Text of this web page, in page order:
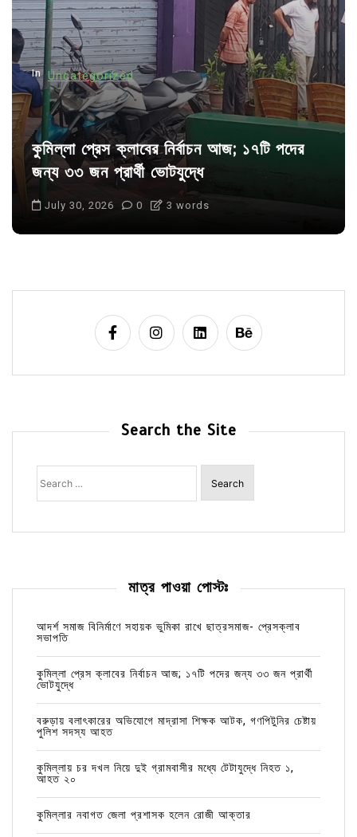
i
o
n
In Uncategorized
কুমিল্লা প্রেস ক্লাবের নির্বাচন আজ; ১৭টি পদের
জন্য ৩৩ জন প্রার্থী ভোটযুদ্ধে
July 30, 2026 0 3 words
Search the Site
Search
for:
মাত্র পাওয়া পোস্টঃ
আদর্শ সমাজ বিনির্মাণে সহায়ক ভুমিকা রাখে ছাত্রসমাজ- প্রেসক্লাব
সভাপতি
কুমিল্লা প্রেস ক্লাবের নির্বাচন আজ; ১৭টি পদের জন্য ৩৩ জন প্রার্থী
ভোটযুদ্ধে
বরুড়ায় বলাৎকারের অভিযোগে মাদ্রাসা শিক্ষক আটক, গণপিটুনির চেষ্টায়
পুলিশ সদস্য আহত
কুমিল্লায় চর দখল নিয়ে দুই গ্রামবাসীর মধ্যে টেটাযুদ্ধে নিহত ১,
আহত ২০
কুমিল্লার নবাগত জেলা প্রশাসক হলেন রোজী আক্তার